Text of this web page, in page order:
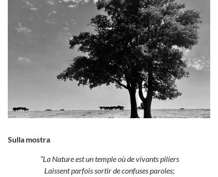
Sulla mostra
“La Nature est un temple où de vivants piliers
Laissent parfois sortir de confuses paroles;